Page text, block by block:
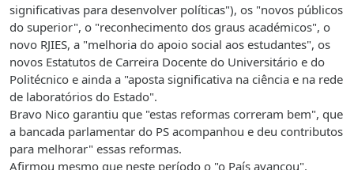
significativas para desenvolver políticas"), os "novos públicos
do superior", o "reconhecimento dos graus académicos", o
novo RJIES, a "melhoria do apoio social aos estudantes", os
novos Estatutos de Carreira Docente do Universitário e do
Politécnico e ainda a "aposta significativa na ciência e na rede
de laboratórios do Estado".
Bravo Nico garantiu que "estas reformas correram bem", que
a bancada parlamentar do PS acompanhou e deu contributos
para melhorar" essas reformas.
Afirmou mesmo que neste período o "o País avançou".